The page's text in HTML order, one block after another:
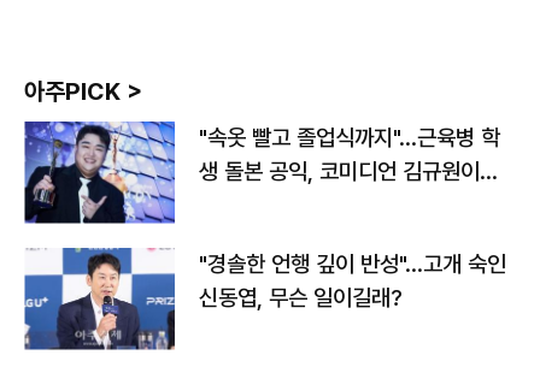
아주PICK >
"속옷 빨고 졸업식까지"…근육병 학
생 돌본 공익, 코미디언 김규원이었
"경솔한 언행 깊이 반성"…고개 숙인
신동엽, 무슨 일이길래?